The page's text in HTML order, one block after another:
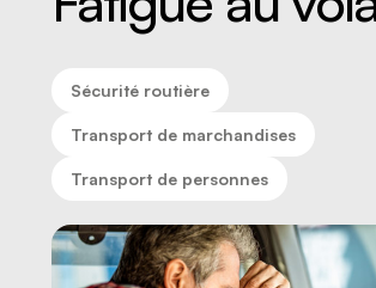
Trouver votre conseiller.ère
RMPPÉ
Sécurité routière
Transport de marchandises
Transport de personnes